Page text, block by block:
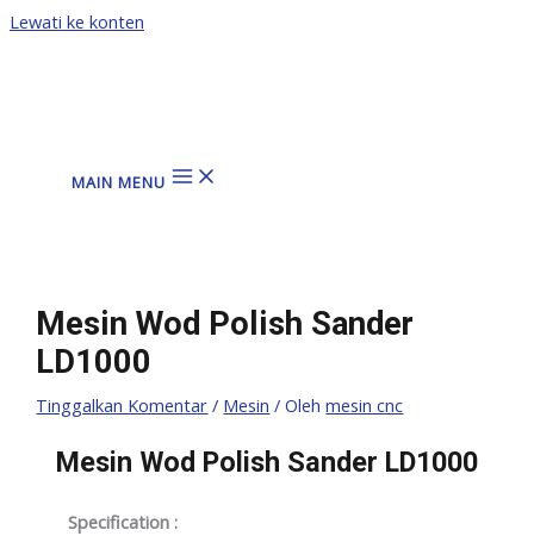
Lewati ke konten
MAIN MENU
Mesin Wod Polish Sander
LD1000
Tinggalkan Komentar / Mesin / Olehmesin cnc
Mesin Wod Polish Sander LD1000
Specification :